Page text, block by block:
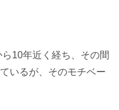
10年近く経ち、その間
いるが、そのモチベー